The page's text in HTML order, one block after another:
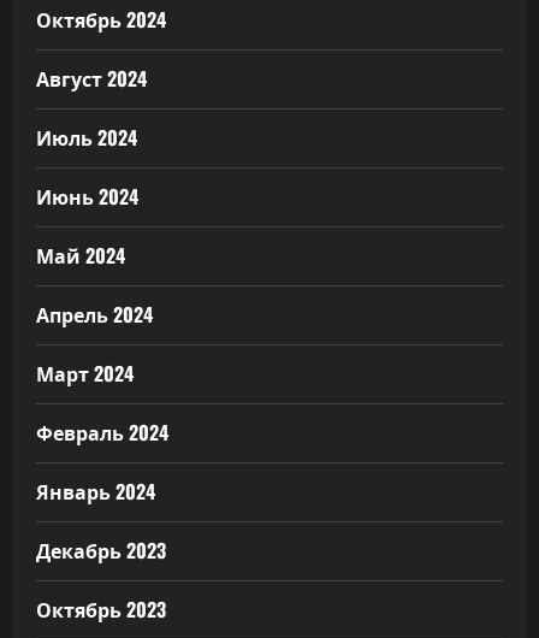
Октябрь 2024
Август 2024
Июль 2024
Июнь 2024
Май 2024
Апрель 2024
Март 2024
Февраль 2024
Январь 2024
Декабрь 2023
Октябрь 2023